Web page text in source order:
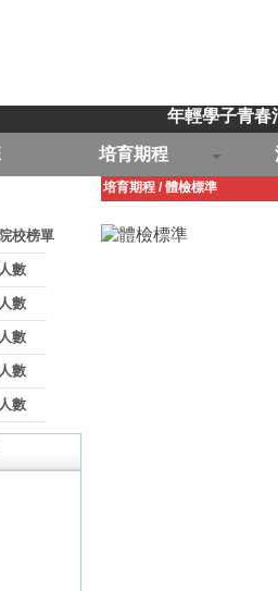
年輕學子青春
培育期程
校榜單
數
數
數
數
數
培育期程/ 體檢標準